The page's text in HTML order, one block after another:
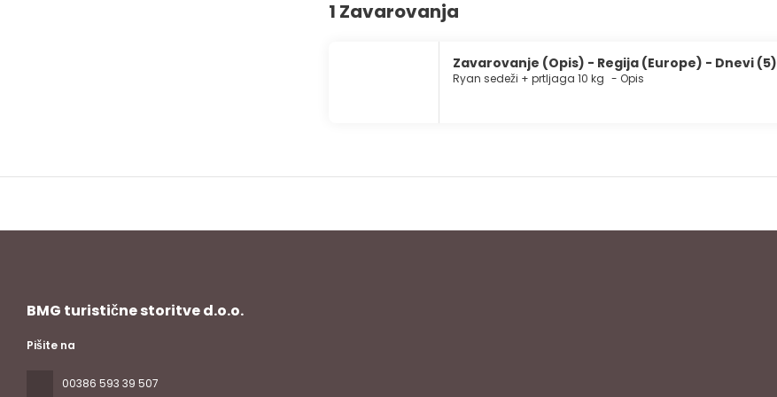
1 Zavarovanja
Zavarovanje (Opis) - Regija (Europe) - Dnevi (5)
Ryan sedeži + prtljaga 10 kg - Opis
BMG turistične storitve d.o.o.
Pišite na
00386 593 39 507